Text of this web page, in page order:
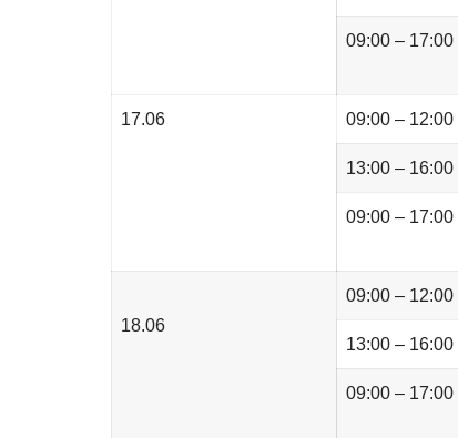
09:00 – 17:00
17.06 09:00 – 12:00
13:00 – 16:00
09:00 – 17:00
18.06
09:00 – 12:00
13:00 – 16:00
09:00 – 17:00